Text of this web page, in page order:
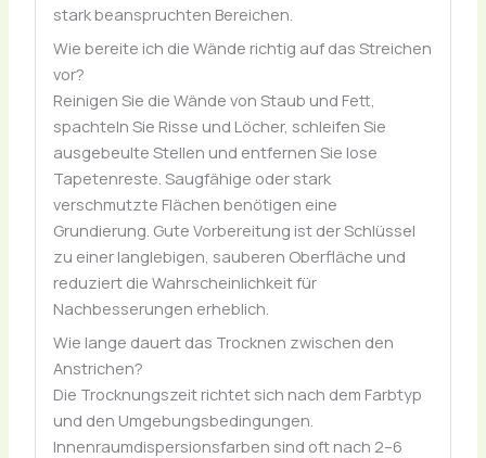
stark beanspruchten Bereichen.
Wie bereite ich die Wände richtig auf das Streichen
vor?
Reinigen Sie die Wände von Staub und Fett,
spachteln Sie Risse und Löcher, schleifen Sie
ausgebeulte Stellen und entfernen Sie lose
Tapetenreste. Saugfähige oder stark
verschmutzte Flächen benötigen eine
Grundierung. Gute Vorbereitung ist der Schlüssel
zu einer langlebigen, sauberen Oberfläche und
reduziert die Wahrscheinlichkeit für
Nachbesserungen erheblich.
Wie lange dauert das Trocknen zwischen den
Anstrichen?
Die Trocknungszeit richtet sich nach dem Farbtyp
und den Umgebungsbedingungen.
Innenraumdispersionsfarben sind oft nach 2–6